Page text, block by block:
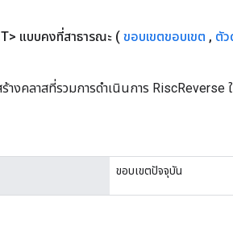
แบบคงที่สาธารณะ ( ขอบเขตขอบเขต , ตัว
ร้างคลาสที่รวมการดำเนินการ RiscReverse
ขอบเขตปัจจุบัน